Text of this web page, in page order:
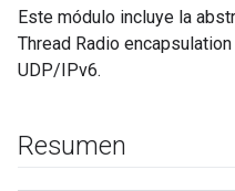
Este módulo incluye la
Thread Radio
UDP/IPv6.
Resumen